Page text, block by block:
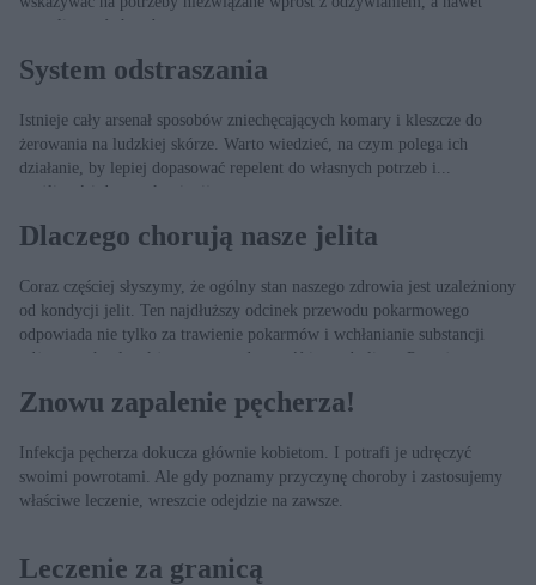
sygnalizować chorobę.
System odstraszania
Istnieje cały arsenał sposobów zniechęcających komary i kleszcze do
żerowania na ludzkiej skórze. Warto wiedzieć, na czym polega ich
działanie, by lepiej dopasować repelent do własnych potrzeb i...
możliwości danego krwiopijcy.
Dlaczego chorują nasze jelita
Coraz częściej słyszymy, że ogólny stan naszego zdrowia jest uzależniony
od kondycji jelit. Ten najdłuższy odcinek przewodu pokarmowego
odpowiada nie tylko za trawienie pokarmów i wchłanianie substancji
odżywczych, ale także za naszą odporność i metabolizm. Poważne
Znowu zapalenie pęcherza!
Infekcja pęcherza dokucza głównie kobietom. I potrafi je udręczyć
swoimi powrotami. Ale gdy poznamy przyczynę choroby i zastosujemy
właściwe leczenie, wreszcie odejdzie na zawsze.
Leczenie za granicą